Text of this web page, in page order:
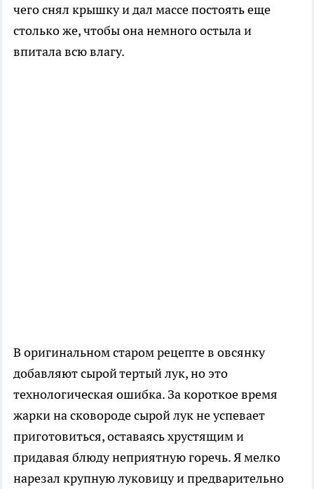
чего снял крышку и дал массе постоять еще
столько же, чтобы она немного остыла и
впитала всю влагу.
В оригинальном старом рецепте в овсянку
добавляют сырой тертый лук, но это
технологическая ошибка. За короткое время
жарки на сковороде сырой лук не успевает
приготовиться, оставаясь хрустящим и
придавая блюду неприятную горечь. Я мелко
нарезал крупную луковицу и предварительно